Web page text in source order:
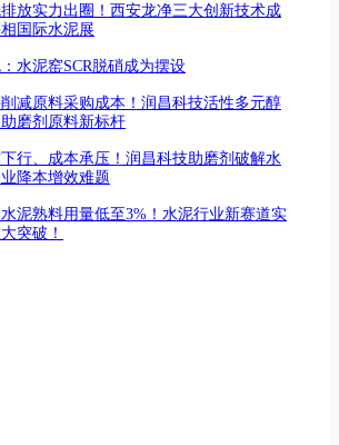
放实力出圈！西安龙净三大创新技术成
国际水泥展
水泥窑SCR脱硝成为摆设
减原料采购成本！润昌科技活性多元醇
磨剂原料新标杆
行、成本承压！润昌科技助磨剂破解水
降本增效难题
泥熟料用量低至3%！水泥行业新赛道实
突破！